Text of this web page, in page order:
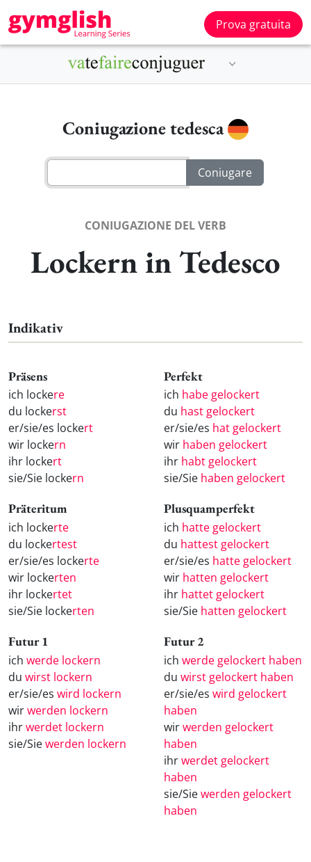
Prova gratuita
Coniugazione tedesca
CONIUGAZIONE DEL VERB
Lockern in Tedesco
Indikativ
Präsens
ich lockere
du lockerst
er/sie/es lockert
wir lockern
ihr lockert
sie/Sie lockern
Perfekt
ich habe gelockert
du hast gelockert
er/sie/es hat gelockert
wir haben gelockert
ihr habt gelockert
sie/Sie haben gelockert
Präteritum
ich lockerte
du lockertest
er/sie/es lockerte
wir lockerten
ihr lockertet
sie/Sie lockerten
Plusquamperfekt
ich hatte gelockert
du hattest gelockert
er/sie/es hatte gelockert
wir hatten gelockert
ihr hattet gelockert
sie/Sie hatten gelockert
Futur 1
ich werde lockern
du wirst lockern
er/sie/es wird lockern
wirwerden lockern
ihrwerdet lockern
sie/Siewerden lockern
Futur 2
ich werde gelockert haben
du wirst gelockert haben
er/sie/es wird gelockert
haben
wirwerden gelockert
haben
ihrwerdet gelockert
haben
sie/Siewerden gelockert
haben